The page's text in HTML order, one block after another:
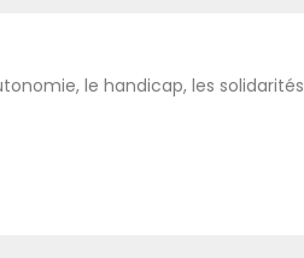
le handicap, les solidarités